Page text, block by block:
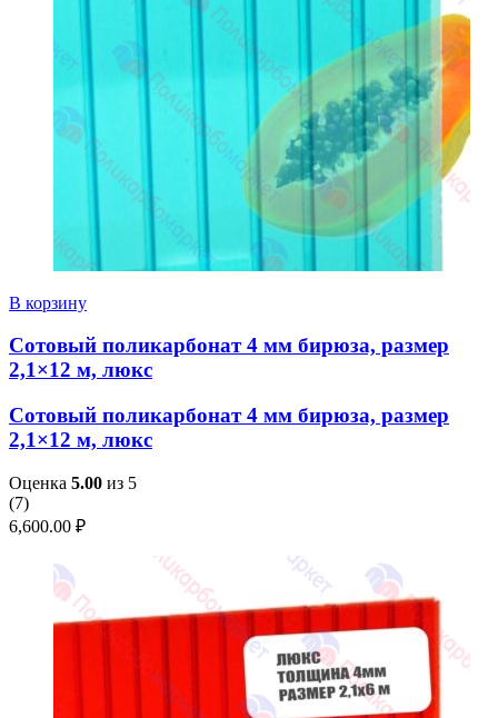
В корзину
Сотовый поликарбонат 4 мм бирюза, размер
2,1×12 м, люкс
Сотовый поликарбонат 4 мм бирюза, размер
2,1×12 м, люкс
Оценка 5.00 из 5
(7)
6,600.00 ₽